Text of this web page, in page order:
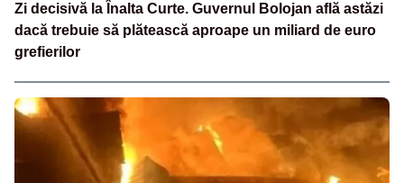
Zi decisivă la Înalta Curte. Guvernul Bolojan află astăzi
dacă trebuie să plătească aproape un miliard de euro
grefierilor